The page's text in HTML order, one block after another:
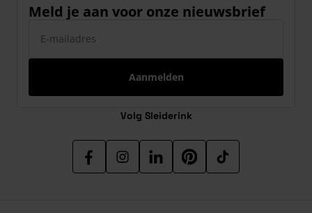
Meld je aan voor onze nieuwsbrief
Aanmelden
Volg Sleiderink